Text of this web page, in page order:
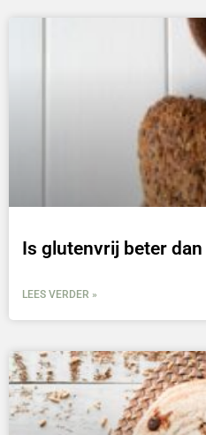
Is glutenvrij beter
LEES VERDER »